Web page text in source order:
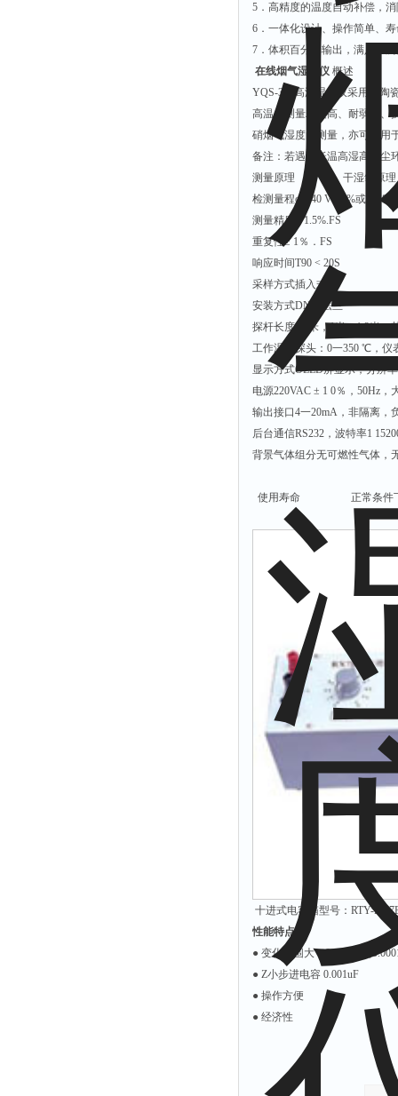
5．高精度的温度自动补偿，
6．一体化设计、操作简单、
7．体积百分比输出，满足检
在线烟气湿度仪 概述
YQS-350高温湿度仪采用国陶
高温、测量精度高、耐弱酸、
硝烟气湿度的测量，亦可应用
备注：若遇到低温高湿高粉尘
测量原理 干湿氧原理
检测量程o一40 VOL%或0一
测量精度± 1.5%.FS
重复性± 1％．FS
响应时间T90 < 20S
采样方式插入式
安装方式DN65法兰
探杆长度0.6米，1米，1.2米
工作温度探头：0一350 ℃，
显示方式OLED屏显示，分辨
电源220VAC ± 1 0％，50Hz
输出接口4一20mA，非隔离，
后台通信RS232，波特率1
背景气体组分无可燃性气体，
使用寿命 正常条件下，
十进式电容箱型号：RTY-
性能特点
● 变化范围大（0-10）×（
● Z小步进电容 0.001uF
● 操作方便
● 经济性